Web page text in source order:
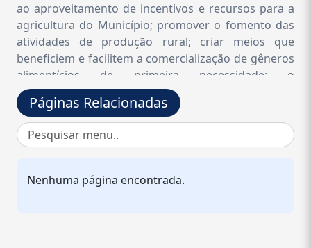
ao aproveitamento de incentivos e recursos para a
agricultura do Município; promover o fomento das
atividades de produção rural; criar meios que
beneficiem e facilitem a comercialização de gêneros
alimentícios de primeira necessidade; o
planejamento operacional e a execução da política
municipal de abastecimento orientando e
disciplinando a distribuição de gêneros alimentícios
de primeira necessidade; a criação de meios que
mesmos; a fiscalização das feiras livres e de época; a
participação em atividades de orientação e defesa
Páginas Relacionadas
Nenhuma página encontrada.